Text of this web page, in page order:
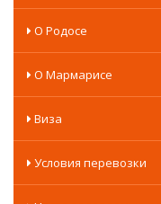
О Родосе
О Мармарисе
Виза
Условия перевозки